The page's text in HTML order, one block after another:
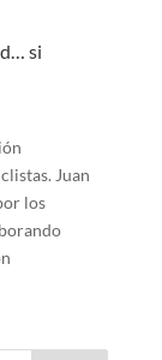
si
Juan
los